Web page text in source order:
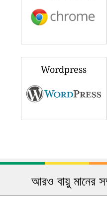
Wordpress
আরও বায়ু মানের